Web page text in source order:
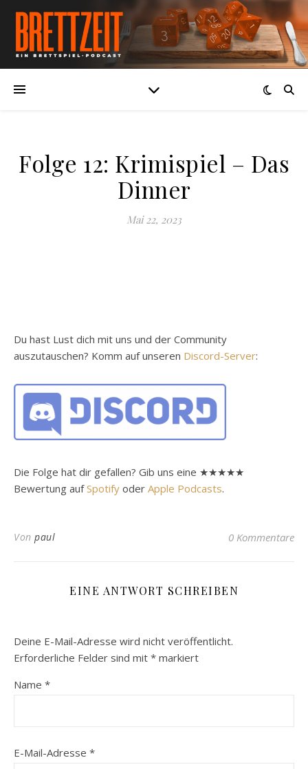
Folge 12: Krimispiel – Das
Dinner
Mai 22, 2023
Du hast Lust dich mit uns und der Community
auszutauschen? Komm auf unseren Discord-Server:
Die Folge hat dir gefallen? Gib uns eine ★★★★★
Bewertung aufSpotify oder Apple Podcasts.
Von paul 0 Kommentare
EINE ANTWORT SCHREIBEN
Deine E-Mail-Adresse wird nicht veröffentlicht.
Erforderliche Felder sind mit * markiert
Name *
E-Mail-Adresse *